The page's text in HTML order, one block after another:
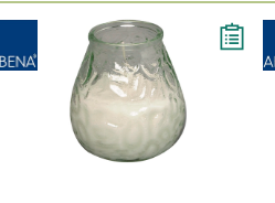
Läs mer